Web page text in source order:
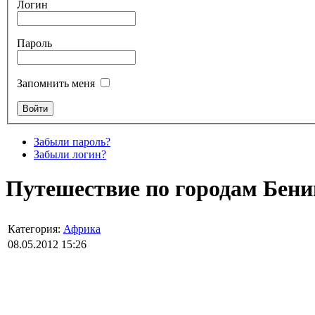
Логин
Пароль
Запомнить меня
Забыли пароль?
Забыли логин?
Путешествие по городам
Категория: Африка
08.05.2012 15:26